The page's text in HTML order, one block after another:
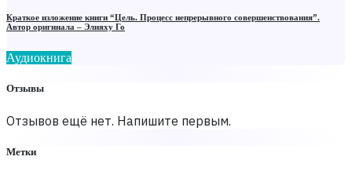
Краткое изложение книги “Цель. Процесс непрерывного совершенствования”.
Автор оригинала ‒ Элияху Го
Аудиокнига
Отзывы
Отзывов ещё нет. Напишите первым.
Метки